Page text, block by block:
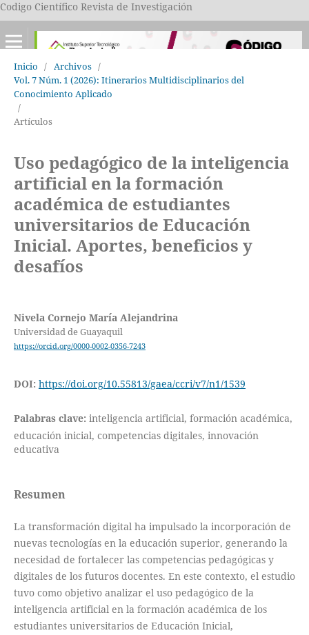
Codigo Científico Revista de Investigación
Inicio / Archivos /
Vol. 7 Núm. 1 (2026): Itinerarios Multidisciplinarios del
Conocimiento Aplicado
/
Artículos
Uso pedagógico de la inteligencia
artificial en la formación
académica de estudiantes
universitarios de Educación
Inicial. Aportes, beneficios y
desafíos
Nivela Cornejo María Alejandrina
Universidad de Guayaquil
https://orcid.org/0000-0002-0356-7243
DOI: https://doi.org/10.55813/gaea/ccri/v7/n1/1539
Palabras clave: inteligencia artificial, formación académica,
educación inicial, competencias digitales, innovación
educativa
Resumen
La transformación digital ha impulsado la incorporación de
nuevas tecnologías en la educación superior, generando la
necesidad de fortalecer las competencias pedagógicas y
digitales de los futuros docentes. En este contexto, el estudio
tuvo como objetivo analizar el uso pedagógico de la
inteligencia artificial en la formación académica de los
estudiantes universitarios de Educación Inicial,